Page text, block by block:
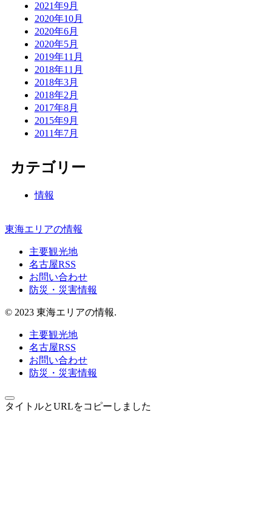
2021年9月
2020年10月
2020年6月
2020年5月
2019年11月
2018年11月
2018年3月
2018年2月
2017年8月
2015年9月
2011年7月
カテゴリー
情報
東海エリアの情報
主要観光地
名古屋RSS
お問い合わせ
防災・災害情報
© 2023 東海エリアの情報.
主要観光地
名古屋RSS
お問い合わせ
防災・災害情報
タイトルとURLをコピーしました